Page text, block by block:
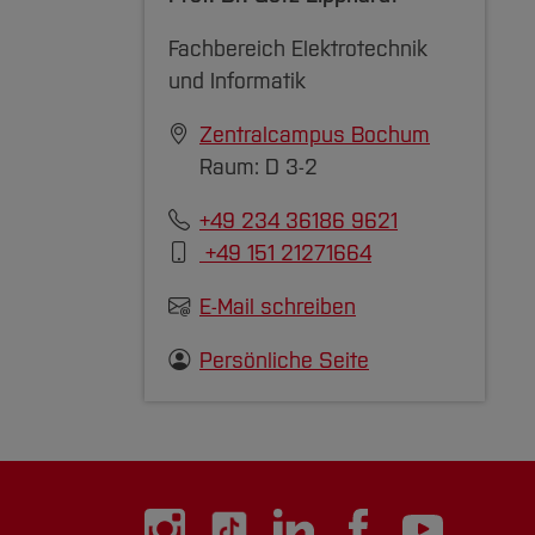
Fachbereich Elektrotechnik
und Informatik
Zentralcampus Bochum
Raum: D 3-2
+49 234 36186 9621
+49 151 21271664
E-Mail schreiben
Persönliche Seite